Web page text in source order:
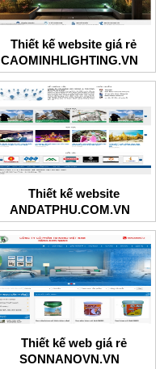
Thiết kế website giá rẻ
CAOMINHLIGHTING.VN
Thiết kế website
ANDATPHU.COM.VN
Thiết kế web giá rẻ
SONNANOVN.VN